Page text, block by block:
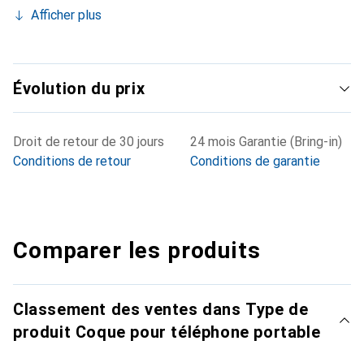
Afficher plus
Évolution du prix
Droit de retour de 30 jours
Conditions de retour
24 mois Garantie (Bring-in)
Conditions de garantie
Comparer les produits
Classement des ventes dans Type de
produit Coque pour téléphone portable